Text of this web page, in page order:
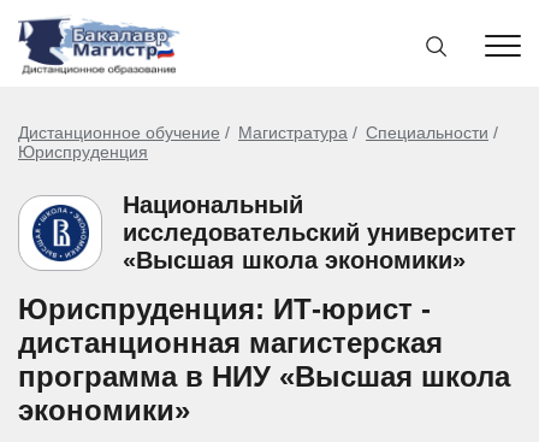
Дистанционное обучение Магистратура
Специальности
Юриспруденция
Национальный
исследовательский университет
«Высшая школа экономики»
Юриспруденция: ИТ-юрист -
дистанционная магистерская
программа в НИУ «Высшая школа
экономики»